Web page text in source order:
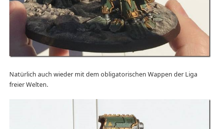
Natürlich auch wieder mit dem obligatorischen Wappen der Liga
freier Welten.